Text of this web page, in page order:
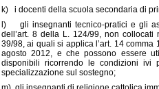
k) i docenti della scuola secondaria di
l) gli insegnanti tecnico-pratici e gli
dell’art. 8 della L. 124/99, non
39/98, ai quali si applica l’art. 14
agosto 2012, e che possono essere
disponibili ricorrendo le condizioni
specializzazione sul sostegno;